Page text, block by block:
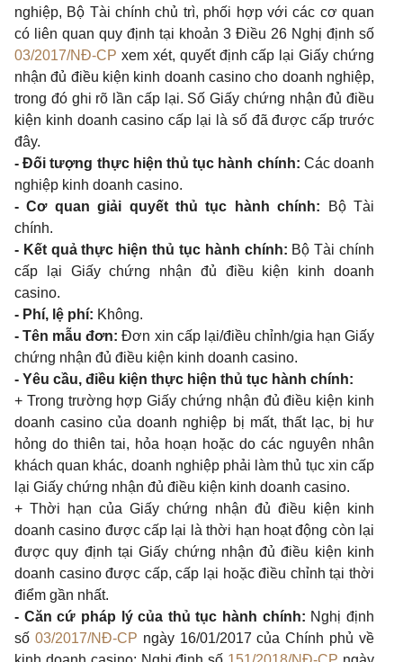
nghiệp, Bộ Tài chính chủ trì, phối hợp với các cơ quan
có liên quan quy định tại khoản 3 Điều 26 Nghị định số
03/2017/NĐ-CP xem xét, quyết định cấp lại Giấy chứng
nhận đủ điều kiện kinh doanh casino cho doanh nghiệp,
trong đó ghi rõ lần cấp lại. Số Giấy chứng nhận đủ điều
kiện kinh doanh casino cấp lại là số đã được cấp trước
đây.
- Đối tượng thực hiện thủ tục hành chính: Các doanh
nghiệp kinh doanh casino.
- Cơ quan giải quyết thủ tục hành chính: Bộ Tài
chính.
- Kết quả thực hiện thủ tục hành chính: Bộ Tài chính
cấp lại Giấy chứng nhận đủ điều kiện kinh doanh
casino.
- Phí, lệ phí: Không.
- Tên mẫu đơn: Đơn xin cấp lại/điều chỉnh/gia hạn Giấy
chứng nhận đủ điều kiện kinh doanh casino.
- Yêu cầu, điều kiện thực hiện thủ tục hành chính:
+ Trong trường hợp Giấy chứng nhận đủ điều kiện kinh
doanh casino của doanh nghiệp bị mất, thất lạc, bị hư
hỏng do thiên tai, hỏa hoạn hoặc do các nguyên nhân
khách quan khác, doanh nghiệp phải làm thủ tục xin cấp
lại Giấy chứng nhận đủ điều kiện kinh doanh casino.
+ Thời hạn của Giấy chứng nhận đủ điều kiện kinh
doanh casino được cấp lại là thời hạn hoạt động còn lại
được quy định tại Giấy chứng nhận đủ điều kiện kinh
doanh casino được cấp, cấp lại hoặc điều chỉnh tại thời
điểm gần nhất.
- Căn cứ pháp lý của thủ tục hành chính: Nghị định
số 03/2017/NĐ-CP ngày 16/01/2017 của Chính phủ về